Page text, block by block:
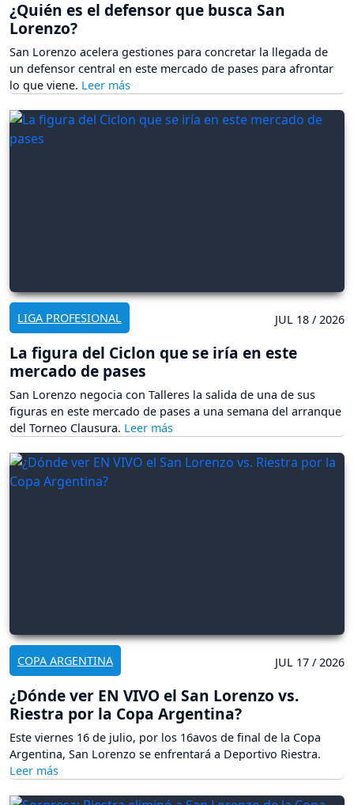
¿Quién es el defensor que busca San
Lorenzo?
San Lorenzo acelera gestiones para concretar la llegada de
un defensor central en este mercado de pases para afrontar
lo que viene.
LIGA PROFESIONAL JUL 18 / 2026
La figura del Ciclon que se iría en este
mercado de pases
San Lorenzo negocia con Talleres la salida de una de sus
figuras en este mercado de pases a una semana del arranque
del Torneo Clausura.
COPA ARGENTINA JUL 17 / 2026
¿Dónde ver EN VIVO el San Lorenzo vs.
Riestra por la Copa Argentina?
Este viernes 16 de julio, por los 16avos de final de la Copa
Argentina, San Lorenzo se enfrentará a Deportivo Riestra.